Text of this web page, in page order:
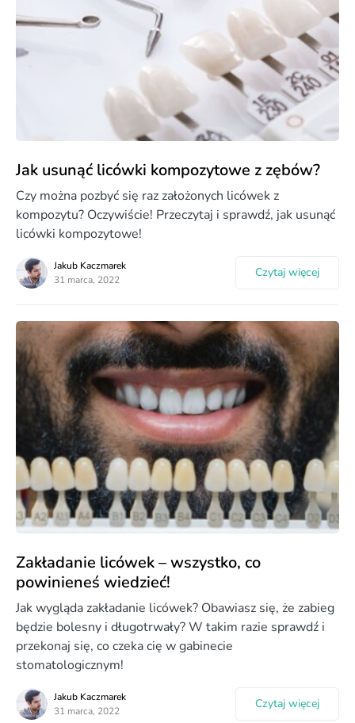
Jak usunąć licówki kompozytowe z zębów?
Czy można pozbyć się raz założonych licówek z
kompozytu? Oczywiście! Przeczytaj i sprawdź, jak usunąć
licówki kompozytowe!
Jakub Kaczmarek
31 marca, 2022
Czytaj więcej
Zakładanie licówek – wszystko, co
powinieneś wiedzieć!
Jak wygląda zakładanie licówek? Obawiasz się, że zabieg
będzie bolesny i długotrwały? W takim razie sprawdź i
przekonaj się, co czeka cię w gabinecie
stomatologicznym!
Jakub Kaczmarek
31 marca, 2022
Czytaj więcej